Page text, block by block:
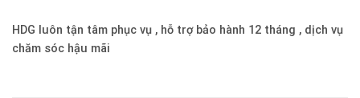
HDG luôn tận tâm phục vụ , hỗ trợ bảo hành 12 tháng , dịch vụ
chăm sóc hậu mãi